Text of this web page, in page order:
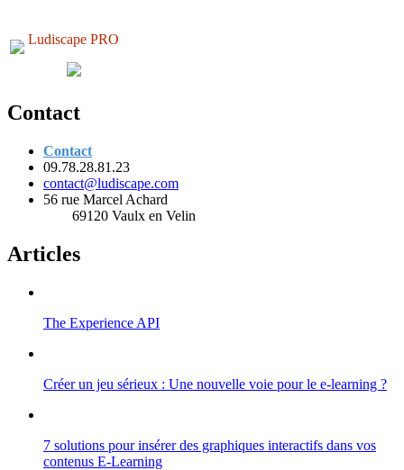
Ludiscape PRO
Contact
Contact
09.78.28.81.23
contact@ludiscape.com
56 rue Marcel Achard
69120 Vaulx en Velin
Articles
The Experience API
Créer un jeu sérieux : Une nouvelle voie pour le e-learning ?
7 solutions pour insérer des graphiques interactifs dans vos
contenus E-Learning